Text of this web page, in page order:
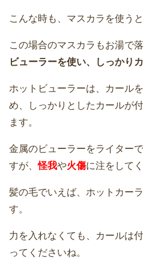
こんな時も、マスカラを使うと
この場合のマスカラもお湯で
ビューラーを使い、しっかり
ホットビューラーは、カール
め、しっかりとしたカールが
ます。
金属のビューラーをライター
すが、怪我や火傷に注をしてく
髪の毛でいえば、ホットカー
す。
力を入れなくても、カールは
ってくださいね。